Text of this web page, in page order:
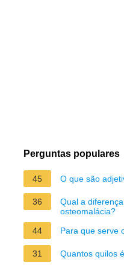
Perguntas populares
45 O que são
36
Qual a
osteomalácia?
44
Para que serve
31 Quantos quilos